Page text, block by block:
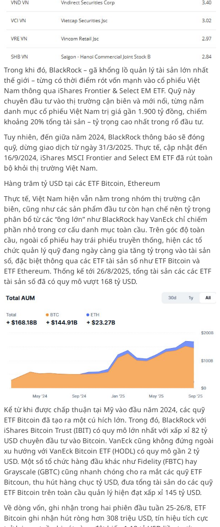
Trong khi đó, BlackRock – gã khổng lồ quản lý tài sản lớn nhất
thế giới – từng có thời điểm rót vốn mạnh vào cổ phiếu Việt
Nam thông qua iShares Frontier & Select EM ETF. Quỹ này
chuyên đầu tư vào thị trường cận biên và mới nổi, từng nắm
danh mục cổ phiếu Việt Nam trị giá gần 1.900 tỷ đồng, chiếm
khoảng 20% tổng tài sản – tỷ trọng cao nhất trong rổ đầu tư.
Tuy nhiên, đến giữa năm 2024, BlackRock thông báo sẽ đóng
quỹ, dừng giao dịch từ ngày 31/3/2025. Thực tế, cập nhật đến
16/9/2024, iShares MSCI Frontier and Select EM ETF đã rút toàn
bộ khỏi thị trường Việt Nam.
Hàng trăm tỷ USD tại các ETF Bitcoin, Ethereum
Thực tế, Việt Nam hiện vẫn nằm trong nhóm thị trường cận
biên, cũng như các sản phẩm đầu tư còn hạn chế nên tỷ trọng
phân bổ từ các “ông lớn” như BlackRock hay VanEck chỉ chiếm
phần nhỏ trong cơ cấu danh mục toàn cầu. Trên góc độ toàn
cầu, ngoài cổ phiếu hay trái phiếu truyền thống, hiện các tổ
chức quản lý quỹ đang ngày càng gia tăng tỷ trọng vào tài sản
số, đặc biệt thông qua các ETF tài sản số như ETF Bitcoin và
ETF Ethereum. Thống kế tới 26/8/2025, tổng tài sản các các ETF
tài sản số đã có quy mô vượt 168 tỷ USD.
Kể từ khi được chấp thuận tại Mỹ vào đầu năm 2024, các quỹ
ETF Bitcoin đã tạo ra một cú hích lớn. Trong đó, BlackRock với
iShares Bitcoin Trust (IBIT) có quy mô lớn nhất với xấp xỉ 82 tỷ
USD chuyên đầu tư vào Bitcoin. VanEck cũng không đứng ngoài
xu hướng với VanEck Bitcoin ETF (HODL) có quy mô gần 2 tỷ
USD. Một số tổ chức hàng đầu khác như Fidelity (FBTC) hay
Grayscale (GBTC) cũng nhanh chóng cho ra mắt các quỹ ETF
Bitcoun, thu hút hàng chục tỷ USD, đưa tổng tài sản do các quỹ
ETF Bitcoin trên toàn cầu quản lý hiện đạt xấp xỉ 145 tỷ USD.
Về dòng vốn, ghi nhận trong hai phiên đầu tuần 25-26/8, ETF
Bitcoin ghi nhận hút ròng hơn 308 triệu USD, tín hiệu tích cực